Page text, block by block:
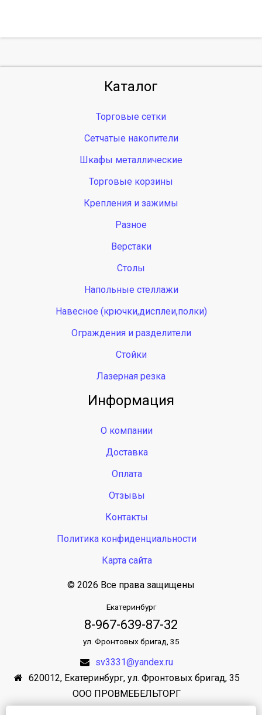
Каталог
Торговые сетки
Сетчатые накопители
Шкафы металлические
Торговые корзины
Крепления и зажимы
Разное
Верстаки
Столы
Напольные стеллажи
Навесное (крючки,дисплеи,полки)
Ограждения и разделители
Стойки
Лазерная резка
Информация
О компании
Доставка
Оплата
Отзывы
Контакты
Политика конфиденциальности
Карта сайта
© 2026 Все права защищены
Екатеринбург
8-967-639-87-32
ул. Фронтовых бригад, 35
sv3331@yandex.ru
620012, Екатеринбург, ул. Фронтовых бригад, 35
ООО ПРОВМЕБЕЛЬТОРГ
ИНН: 6686021570